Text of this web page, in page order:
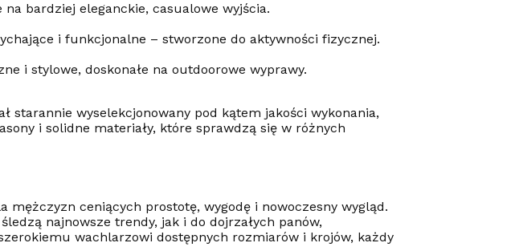
na bardziej eleganckie, casualowe wyjścia.
i funkcjonalne – stworzone do aktywności fizycznej.
i stylowe, doskonałe na outdoorowe wyprawy.
starannie wyselekcjonowany pod kątem jakości wykonania,
i solidne materiały, które sprawdzą się w różnych
mężczyzn ceniących prostotę, wygodę i nowoczesny wygląd.
najnowsze trendy, jak i do dojrzałych panów,
wachlarzowi dostępnych rozmiarów i krojów, każdy